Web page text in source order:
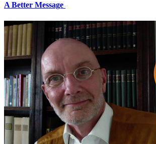
A Better Message